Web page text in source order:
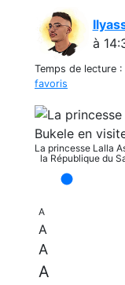
à
Temps de lecture :
favoris
La princesse Lalla
la République du
A
A
A
A